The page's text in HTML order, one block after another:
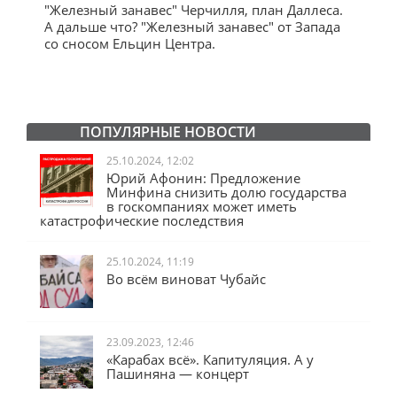
"Железный занавес" Черчилля, план Даллеса.
А дальше что? "Железный занавес" от Запада
со сносом Ельцин Центра.
ПОПУЛЯРНЫЕ НОВОСТИ
25.10.2024, 12:02
Юрий Афонин: Предложение
Минфина снизить долю государства
в госкомпаниях может иметь
катастрофические последствия
25.10.2024, 11:19
Во всём виноват Чубайс
23.09.2023, 12:46
«Карабах всё». Капитуляция. А у
Пашиняна — концерт